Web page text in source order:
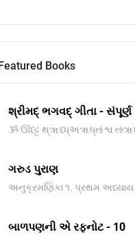
Books
શ્રીમદ્ ભગવદ્ ગીતા - સંપૂર્ણ
ૐ ઊંધ્ટ્ટ થ્ૠધ્ધ્અૠધ્ઌશ્વ
ગરુડ પુરાણ
અનુક્રમણિકા ૧. પ્રથમ અધ્યાય
બાળપણની એ રફનોટ - 10